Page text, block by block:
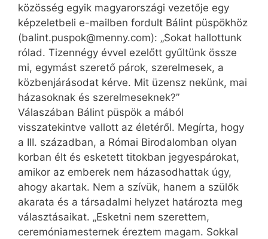
közösség egyik magyarországi vezetője egy
képzeletbeli e-mailben fordult Bálint püspökhöz
(balint.puspok@menny.com): „Sokat hallottunk
rólad. Tizennégy évvel ezelőtt gyűltünk össze
mi, egymást szerető párok, szerelmesek, a
közbenjárásodat kérve. Mit üzensz nekünk, mai
házasoknak és szerelmeseknek?”
Válaszában Bálint püspök a mából
visszatekintve vallott az életéről. Megírta, hogy
a III. században, a Római Birodalomban olyan
korban élt és esketett titokban jegyespárokat,
amikor az emberek nem házasodhattak úgy,
ahogy akartak. Nem a szívük, hanem a szülők
akarata és a társadalmi helyzet határozta meg
választásaikat. „Esketni nem szerettem,
ceremóniamesternek éreztem magam. Sokkal